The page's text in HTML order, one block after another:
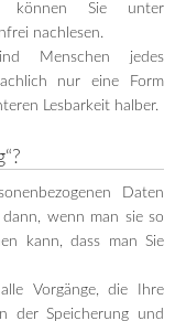
können Sie unter
nachlesen.
Menschen jedes
nur eine Form
Lesbarkeit halber.
Daten
wenn man sie so
kann, dass man Sie
Vorgänge, die Ihre
der Speicherung und